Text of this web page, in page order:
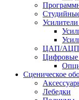
ЦАП/АЦП
Цифровые
Сценическое
Лебедки